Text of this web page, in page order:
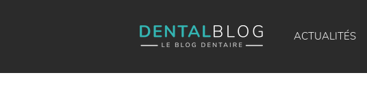
ACTUALITÉS